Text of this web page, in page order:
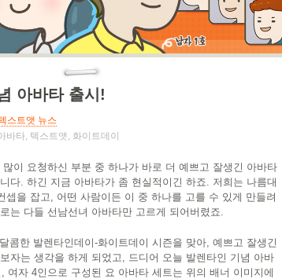
아바타 출시!
스트앳 뉴스
바타, 텍스트앳 , 화이트데이
이 요청하신 부분 중 하나가 바로 더 예쁘고 잘생긴 아바타
다. 하긴 지금 아바타가 좀 현실적이긴 하죠. 저희는 나름대
셉을 잡고, 어떤 사람이든 이 중 하나를 고를 수 있게 만들려
는 다들 선남선녀 아바타만 고르게 되어버렸죠.
콤한 발렌타인데이-화이트데이 시즌을 맞아, 예쁘고 잘생긴
자는 생각을 하게 되었고, 드디어 오늘 발렌타인 기념 아바
여자 4인으로 구성된 요 아바타 세트는 위의 배너 이미지에